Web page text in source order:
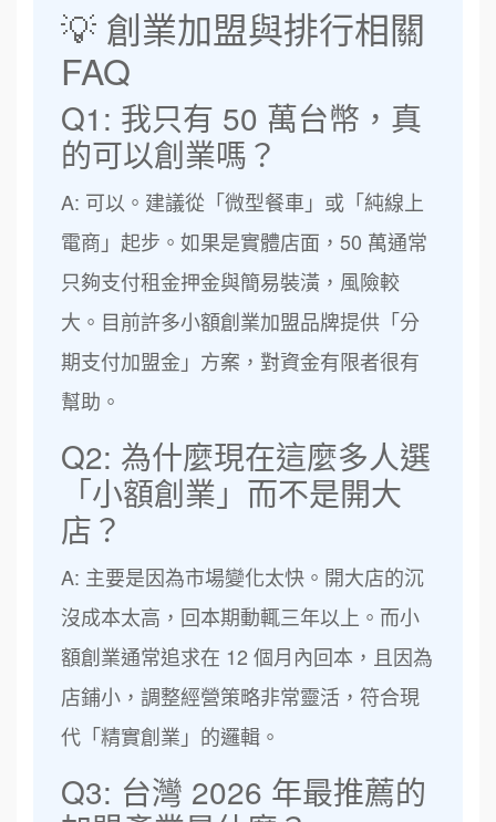
💡 創業加盟與排行相關
FAQ
Q1: 我只有 50 萬台幣，真
的可以創業嗎？
A: 可以。建議從「微型餐車」或「純線上
電商」起步。如果是實體店面，50 萬通常
只夠支付租金押金與簡易裝潢，風險較
大。目前許多小額創業加盟品牌提供「分
期支付加盟金」方案，對資金有限者很有
幫助。
Q2: 為什麼現在這麼多人選
「小額創業」而不是開大
店？
A: 主要是因為市場變化太快。開大店的沉
沒成本太高，回本期動輒三年以上。而小
額創業通常追求在 12 個月內回本，且因為
店鋪小，調整經營策略非常靈活，符合現
代「精實創業」的邏輯。
Q3: 台灣 2026 年最推薦的